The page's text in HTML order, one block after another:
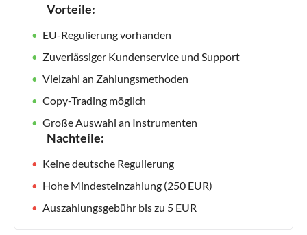
Vorteile:
EU-Regulierung vorhanden
Zuverlässiger Kundenservice und Support
Vielzahl an Zahlungsmethoden
Copy-Trading möglich
Große Auswahl an Instrumenten
Nachteile:
Keine deutsche Regulierung
Hohe Mindesteinzahlung (250 EUR)
Auszahlungsgebühr bis zu 5 EUR